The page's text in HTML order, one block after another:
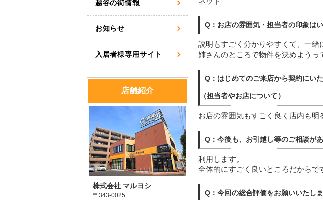
Q：お店の雰囲気・担当者の印象は
説明もすごく分かりやすくて、一
姉さんのところで物件を決めようっ
Q：はじめてのご来店から契約にい
（担当者やお店について）
お店の雰囲気もすごく良く店内も明
Q：今後も、お引越し等のご相談が
利用します。
全体的にすごく良いところだからで
Q：今回の総合評価をお願いいたしま
越谷の街情報
お知らせ
入居者様専用サイト
店舗紹介
株式会社 マルヨシ
〒343-0025